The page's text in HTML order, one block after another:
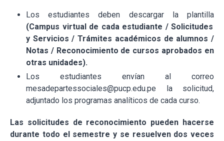
Los estudiantes deben descargar la plantilla
(Campus virtual de cada estudiante / Solicitudes
y Servicios / Trámites académicos de alumnos /
Notas / Reconocimiento de cursos aprobados en
otras unidades).
Los estudiantes envían al correo
mesadepartessociales@pucp.edu.pe la solicitud,
adjuntado los programas analíticos de cada curso.
Las solicitudes de reconocimiento pueden hacerse
durante todo el semestre y se resuelven dos veces